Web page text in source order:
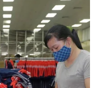
trò của thanh
tại Séc